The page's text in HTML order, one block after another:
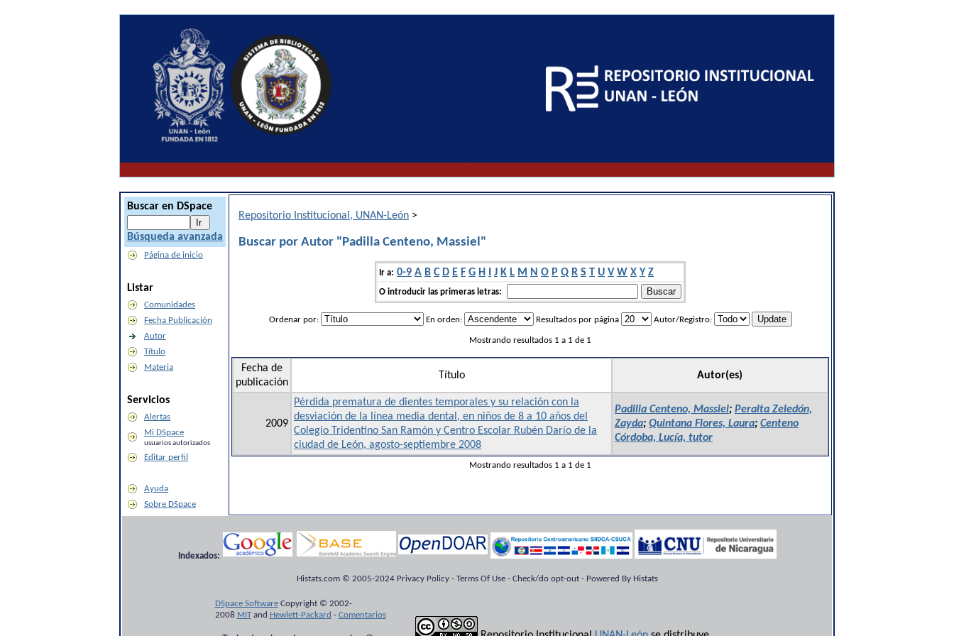
Buscar en DSpace
Búsqueda avanzada
Página de inicio
Listar
Comunidades
Fecha Publicación
Autor
Título
Materia
Servicios
Alertas
Mi DSpace
usuarios autorizados
Editar perfil
Ayuda
Sobre DSpace
Repositorio Institucional, UNAN-León >
Buscar por Autor "Padilla Centeno, Massiel"
Ir a: 0-9 A B C D E F G H I J K L M N O P Q R S T U V W X Y Z
O introducir las primeras letras:
Ordenar por: En orden: Resultados por página Autor/Registro:
Mostrando resultados 1 a 1 de 1
Fecha de
publicación
Título Autor(es)
2009
Pérdida prematura de dientes temporales y su relación con la
desviación de la línea media dental, en niños de 8 a 10 años del
Colegio Tridentino San Ramón y Centro Escolar Rubén Darío de la
ciudad de León, agosto-septiembre 2008
Padilla Centeno, Massiel; Peralta Zeledón,
Zayda; Quintana Flores, Laura; Centeno
Córdoba, Lucía, tutor
Mostrando resultados 1 a 1 de 1
Indexados:
Histats.com © 2005-2024 Privacy Policy - Terms Of Use - Check/do opt-out - Powered By Histats
DSpace SoftwareCopyright © 2002-
2008 MITand Hewlett-Packard - Comentarios